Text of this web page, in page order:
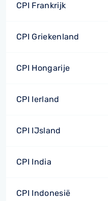
CPI Frankrijk
CPI Griekenland
CPI Hongarije
CPI Ierland
CPI IJsland
CPI India
CPI Indonesië